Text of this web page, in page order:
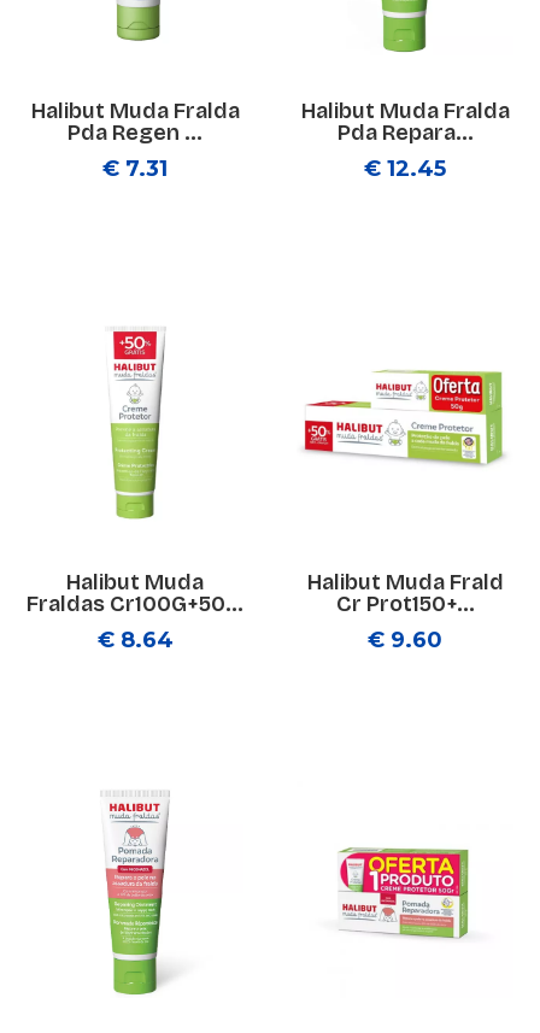
Halibut Muda Fralda
Pda Regen ...
€ 7.31
Halibut Muda Fralda
Pda Repara...
€ 12.45
Halibut Muda
Fraldas Cr100G+50...
€ 8.64
Halibut Muda Frald
Cr Prot150+...
€ 9.60